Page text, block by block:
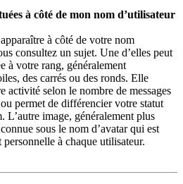
à côté de mon nom d’utilisateur
à côté de votre nom
consultez un sujet. Une d’elles peut
à votre rang, généralement
des carrés ou des ronds. Elle
activité selon le nombre de messages
permet de différencier votre statut
L’autre image, généralement plus
sous le nom d’avatar qui est
à chaque utilisateur.